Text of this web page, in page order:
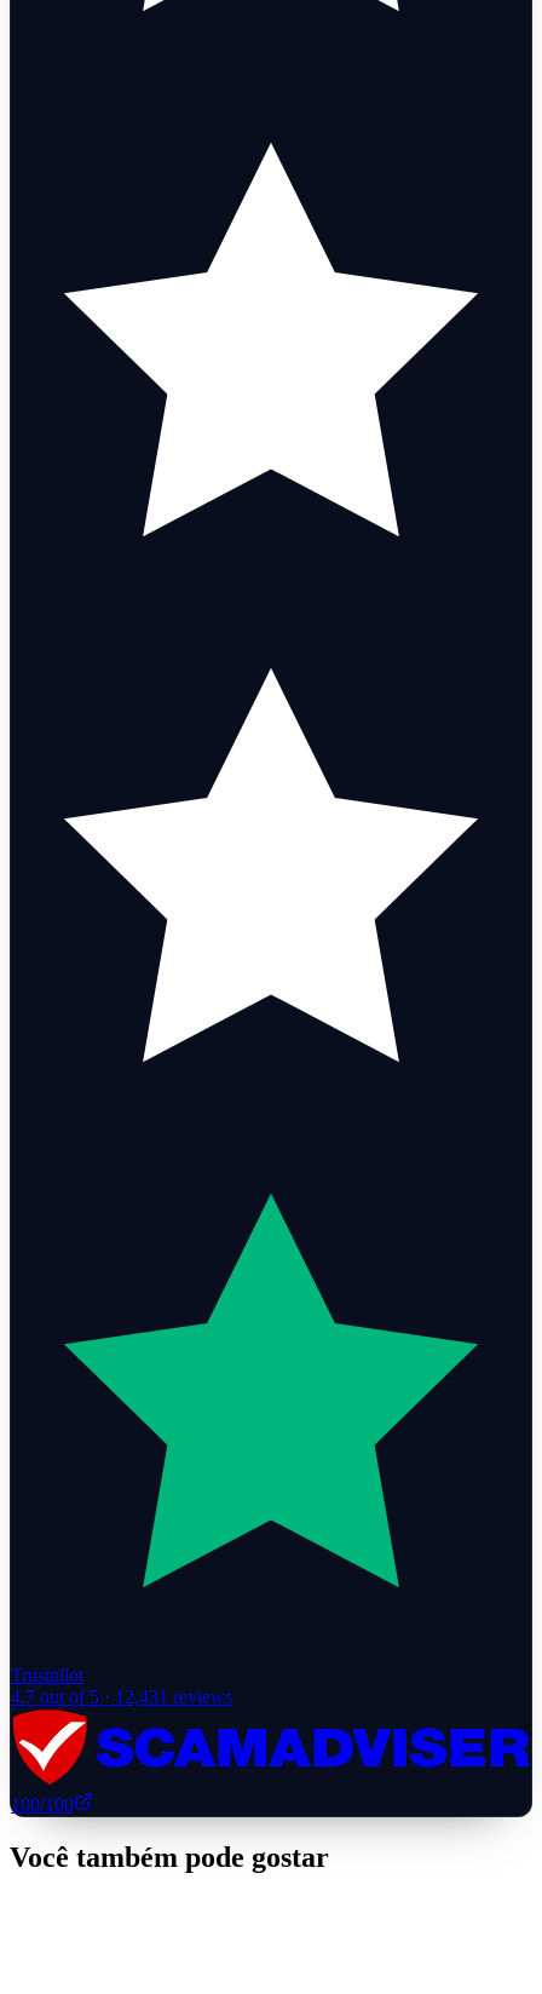
Trustpilot
4.7 out of 5 · 12,431 reviews
100/100
Você também pode gostar